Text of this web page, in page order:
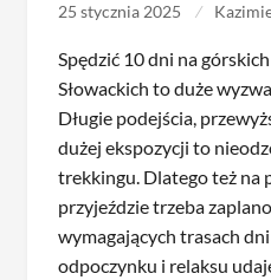
25 stycznia 2025
Spędzić 10 dni na
Słowackich to duże
Długie podejścia,
dużej ekspozycji to
trekkingu. Dlatego też na
przyjeździe trzeba
wymagających trasach
odpoczynku i relaksu